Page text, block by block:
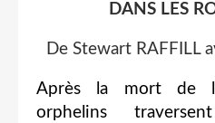
DANS LES
De Stewart RAFFILL
Après la mort de
orphelins